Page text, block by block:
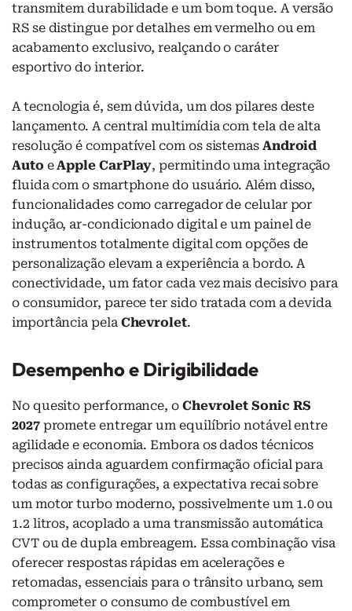
transmitem durabilidade e um bom toque. A versão
RS se distingue por detalhes em vermelho ou em
acabamento exclusivo, realçando o caráter
esportivo do interior.
A tecnologia é, sem dúvida, um dos pilares deste
lançamento. A central multimídia com tela de alta
resolução é compatível com os sistemas Android
Auto eApple CarPlay, permitindo uma integração
fluida com o smartphone do usuário. Além disso,
funcionalidades como carregador de celular por
indução, ar-condicionado digital e um painel de
instrumentos totalmente digital com opções de
personalização elevam a experiência a bordo. A
conectividade, um fator cada vez mais decisivo para
o consumidor, parece ter sido tratada com a devida
importância pela Chevrolet.
Desempenho e Dirigibilidade
No quesito performance, o Chevrolet Sonic RS
2027promete entregar um equilíbrio notável entre
agilidade e economia. Embora os dados técnicos
precisos ainda aguardem confirmação oficial para
todas as configurações, a expectativa recai sobre
um motor turbo moderno, possivelmente um 1.0 ou
1.2 litros, acoplado a uma transmissão automática
CVT ou de dupla embreagem. Essa combinação visa
oferecer respostas rápidas em acelerações e
retomadas, essenciais para o trânsito urbano, sem
comprometer o consumo de combustível em